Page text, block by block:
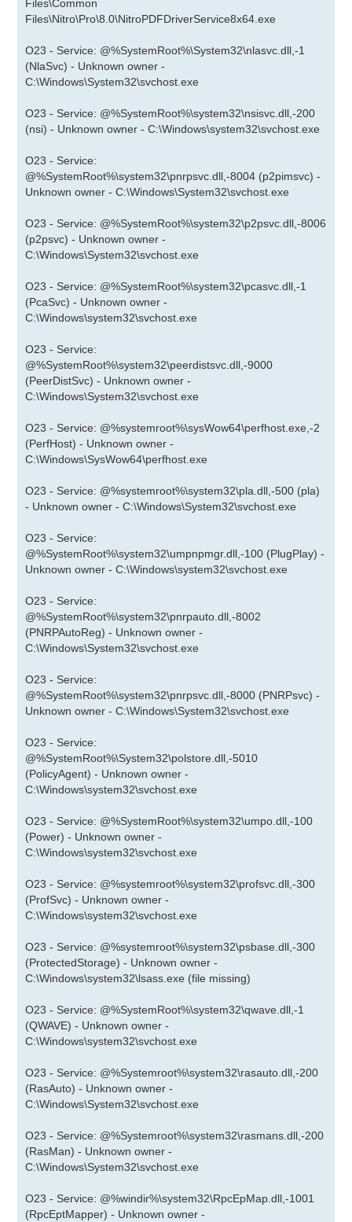
Files\Common
Files\Nitro\Pro\8.0\NitroPDFDriverService8x64.exe
O23 - Service: @%SystemRoot%\System32\nlasvc.dll,-1
(NlaSvc) - Unknown owner -
C:\Windows\System32\svchost.exe
O23 - Service: @%SystemRoot%\system32\nsisvc.dll,-200
(nsi) - Unknown owner - C:\Windows\system32\svchost.exe
O23 - Service:
@%SystemRoot%\system32\pnrpsvc.dll,-8004 (p2pimsvc) -
Unknown owner - C:\Windows\System32\svchost.exe
O23 - Service: @%SystemRoot%\system32\p2psvc.dll,-8006
(p2psvc) - Unknown owner -
C:\Windows\System32\svchost.exe
O23 - Service: @%SystemRoot%\system32\pcasvc.dll,-1
(PcaSvc) - Unknown owner -
C:\Windows\system32\svchost.exe
O23 - Service:
@%SystemRoot%\system32\peerdistsvc.dll,-9000
(PeerDistSvc) - Unknown owner -
C:\Windows\System32\svchost.exe
O23 - Service: @%systemroot%\sysWow64\perfhost.exe,-2
(PerfHost) - Unknown owner -
C:\Windows\SysWow64\perfhost.exe
O23 - Service: @%systemroot%\system32\pla.dll,-500 (pla)
- Unknown owner - C:\Windows\System32\svchost.exe
O23 - Service:
@%SystemRoot%\system32\umpnpmgr.dll,-100 (PlugPlay) -
Unknown owner - C:\Windows\system32\svchost.exe
O23 - Service:
@%SystemRoot%\system32\pnrpauto.dll,-8002
(PNRPAutoReg) - Unknown owner -
C:\Windows\System32\svchost.exe
O23 - Service:
@%SystemRoot%\system32\pnrpsvc.dll,-8000 (PNRPsvc) -
Unknown owner - C:\Windows\System32\svchost.exe
O23 - Service:
@%SystemRoot%\System32\polstore.dll,-5010
(PolicyAgent) - Unknown owner -
C:\Windows\system32\svchost.exe
O23 - Service: @%SystemRoot%\system32\umpo.dll,-100
(Power) - Unknown owner -
C:\Windows\system32\svchost.exe
O23 - Service: @%systemroot%\system32\profsvc.dll,-300
(ProfSvc) - Unknown owner -
C:\Windows\system32\svchost.exe
O23 - Service: @%systemroot%\system32\psbase.dll,-300
(ProtectedStorage) - Unknown owner -
C:\Windows\system32\lsass.exe (file missing)
O23 - Service: @%SystemRoot%\system32\qwave.dll,-1
(QWAVE) - Unknown owner -
C:\Windows\system32\svchost.exe
O23 - Service: @%Systemroot%\system32\rasauto.dll,-200
(RasAuto) - Unknown owner -
C:\Windows\System32\svchost.exe
O23 - Service: @%Systemroot%\system32\rasmans.dll,-200
(RasMan) - Unknown owner -
C:\Windows\System32\svchost.exe
O23 - Service: @%windir%\system32\RpcEpMap.dll,-1001
(RpcEptMapper) - Unknown owner -